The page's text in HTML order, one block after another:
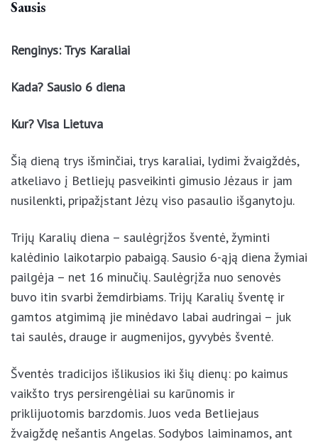
Sausis
Renginys: Trys Karaliai
Kada? Sausio 6 diena
Kur? Visa Lietuva
Šią dieną trys išminčiai, trys karaliai, lydimi žvaigždės,
atkeliavo į Betliejų pasveikinti gimusio Jėzaus ir jam
nusilenkti, pripažįstant Jėzų viso pasaulio išganytoju.
Trijų Karalių diena – saulėgrįžos šventė, žyminti
kalėdinio laikotarpio pabaigą. Sausio 6-ąją diena žymiai
pailgėja – net 16 minučių. Saulėgrįža nuo senovės
buvo itin svarbi žemdirbiams. Trijų Karalių šventę ir
gamtos atgimimą jie minėdavo labai audringai – juk
tai saulės, drauge ir augmenijos, gyvybės šventė.
Šventės tradicijos išlikusios iki šių dienų: po kaimus
vaikšto trys persirengėliai su karūnomis ir
priklijuotomis barzdomis. Juos veda Betliejaus
žvaigždę nešantis Angelas. Sodybos laiminamos, ant